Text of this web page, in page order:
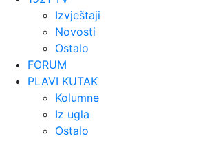
Izvještaji
Novosti
Ostalo
FORUM
PLAVI KUTAK
Kolumne
Iz ugla
Ostalo